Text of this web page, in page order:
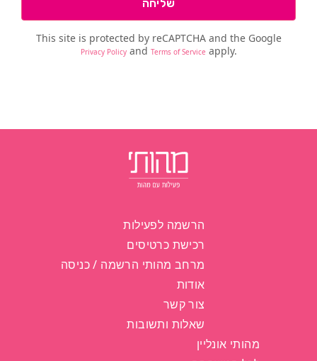
This site is protected by reCAPTCHA and the
Privacy PolicyandTerms of Service
הרשמה לפעילות
רכישת כרטיסים
מרחב מהותי הרשמה / כניסה
צור קשר
שאלות ותשובות
מהותי אונליין